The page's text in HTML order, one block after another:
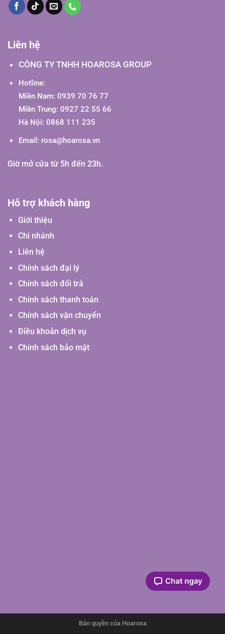
Liên hệ
CÔNG TY TNHH HOAROSA GROUP
Hotline:
Miền Nam: 0939 70 76 77
Miền Trung: 0927 22 55 66
Hà Nội: 0868 111 235
Email: rosa@hoarosa.vn
Giờ mở cửa từ 5h đến 23h.
Hỗ trợ khách hàng
Giới thiệu
Chi nhánh
Liên hệ
Chính sách đại lý
Chính sách đổi trả
Chính sách thanh toán
Chính sách vận chuyển
Điều khoản dịch vụ
Chính sách bảo mật
Bản quyền của Hoarosa